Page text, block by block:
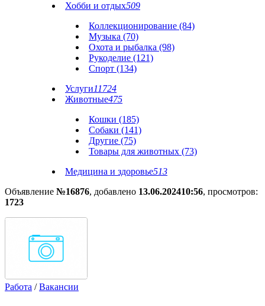
Хобби и отдых509
Коллекционирование (84)
Музыка (70)
Охота и рыбалка (98)
Рукоделие (121)
Спорт (134)
Услуги11724
Животные475
Кошки (185)
Собаки (141)
Другие (75)
Товары для животных (73)
Медицина и здоровье513
Объявление №16876, добавлено 13.06.202410:56, просмотров:
1723
Работа /Вакансии